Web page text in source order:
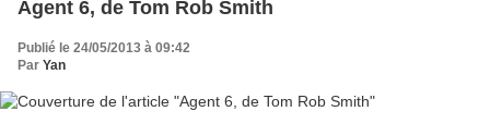
Agent 6, de Tom Rob Smith
Publié le 24/05/2013 à 09:42
Par Yan